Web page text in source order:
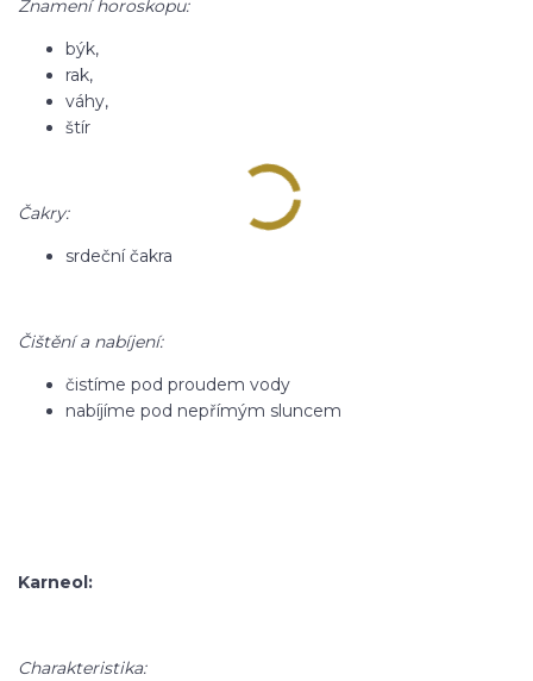
Znamení horoskopu:
býk,
rak,
váhy,
štír
Čakry:
srdeční čakra
Čištění a nabíjení:
čistíme pod proudem vody
nabíjíme pod nepřímým sluncem
Karneol:
Charakteristika: